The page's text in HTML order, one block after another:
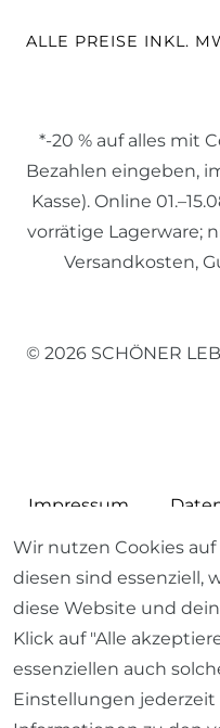
ALLE PREISE INKL.
*-20 % auf alles mit
Bezahlen eingeben,
Kasse). Online
vorrätige Lagerware;
Versandkosten,
© 2026 SCHÖNER
Impressum
Wir nutzen Cookies
diesen sind essenziell,
diese Website und
Klick auf "Alle
essenziellen auch
Einstellungen